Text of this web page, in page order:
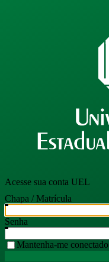
Acesse sua conta UEL
Chapa / Matrícula
Senha
Mantenha-me conectado